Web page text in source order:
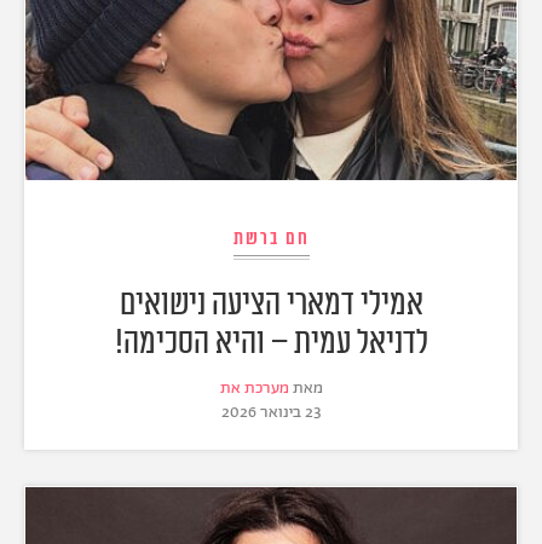
חם ברשת
אמילי דמארי הציעה נישואים
לדניאל עמית – והיא הסכימה!
מאת מערכת את
23 בינואר 2026